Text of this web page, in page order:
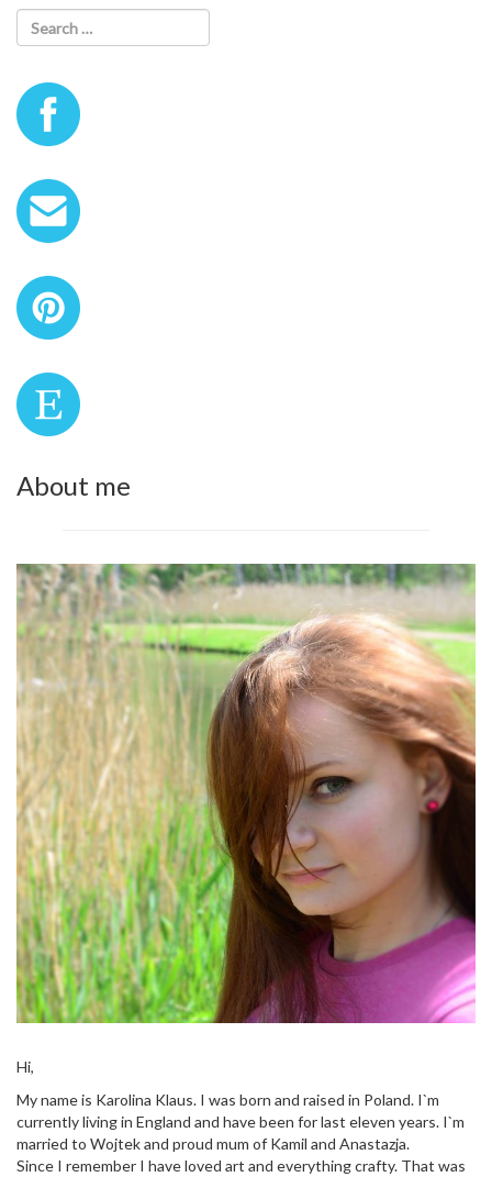
About me
Hi,
My name is Karolina Klaus. I was born and raised in Poland. I`m
currently living in England and have been for last eleven years. I`m
married to Wojtek and proud mum of Kamil and Anastazja.
Since I remember I have loved art and everything crafty. That was